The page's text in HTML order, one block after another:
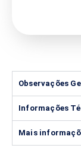
Observações
Informações
Mais